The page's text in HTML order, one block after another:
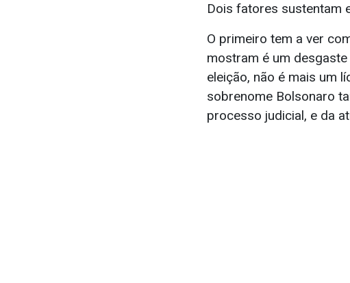
Dois fatores sustentam
O primeiro tem a ver
mostram é um
eleição, não é mais um
sobrenome Bolsonaro
processo judicial, e da